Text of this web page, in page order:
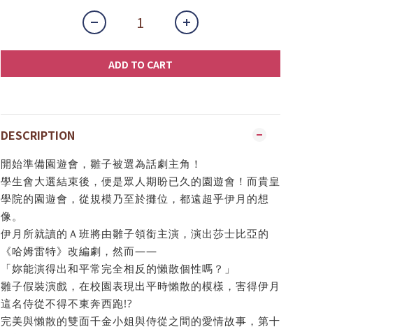
ADD TO CART
DESCRIPTION
開始準備園遊會，雛子被選為話劇主角！
學生會大選結束後，便是眾人期盼已久的園遊會！而貴皇
學院的園遊會，從規模乃至於攤位，都遠超乎伊月的想
像。
伊月所就讀的Ａ班將由雛子領銜主演，演出莎士比亞的
《哈姆雷特》改編劇，然而――
「妳能演得出和平常完全相反的懶散個性嗎？」
雛子假裝演戲，在校園表現出平時懶散的模樣，害得伊月
這名侍從不得不東奔西跑!?
完美與懶散的雙面千金小姐與侍從之間的愛情故事，第十